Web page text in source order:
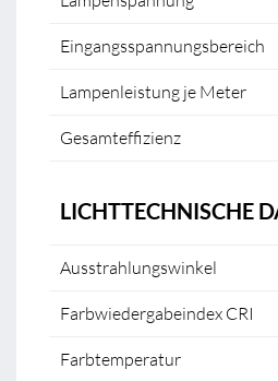
Eingangsspannungsbereich
Lampenleistung je Meter
Gesamteffizienz
LICHTTECHNISCHE
Ausstrahlungswinkel
Farbwiedergabeindex CRI
Farbtemperatur